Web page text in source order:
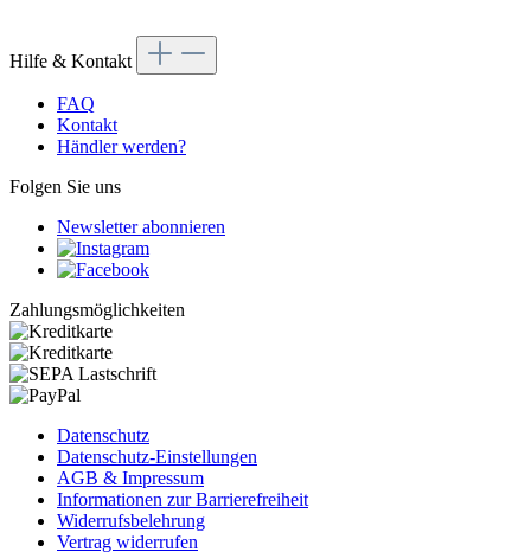
Hilfe & Kontakt
FAQ
Kontakt
Händler werden?
Folgen Sie uns
Newsletter abonnieren
Zahlungsmöglichkeiten
Datenschutz
Datenschutz-Einstellungen
AGB & Impressum
Informationen zur Barrierefreiheit
Widerrufsbelehrung
Vertrag widerrufen